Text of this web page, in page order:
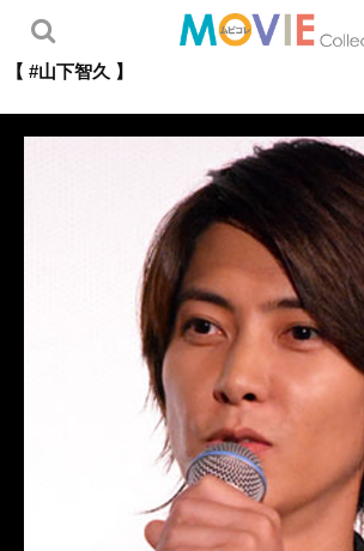
【 #山下智久 】